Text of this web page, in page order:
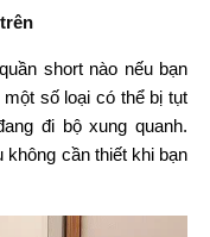
short nào nếu bạn
số loại có thể bị tụt
đi bộ xung quanh.
cần thiết khi bạn